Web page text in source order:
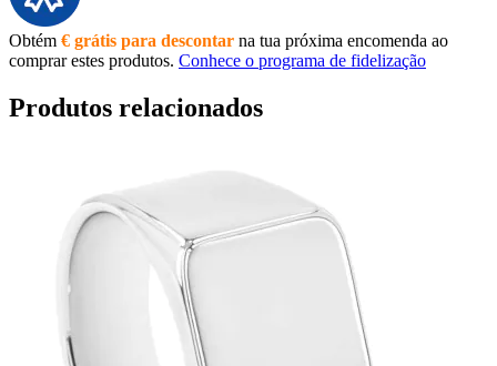
Obtém € grátis para descontar na tua próxima encomenda ao
comprar estes produtos. Conhece o programa de fidelização
Produtos relacionados